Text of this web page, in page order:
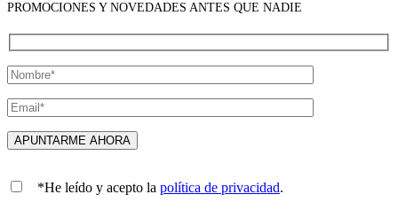
PROMOCIONES Y NOVEDADES ANTES QUE NADIE
*He leído y acepto la política de privacidad.